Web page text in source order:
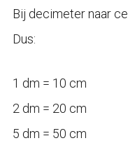
Bij decimeter naar
Dus:
1 dm = 10 cm
2 dm = 20 cm
5 dm = 50 cm